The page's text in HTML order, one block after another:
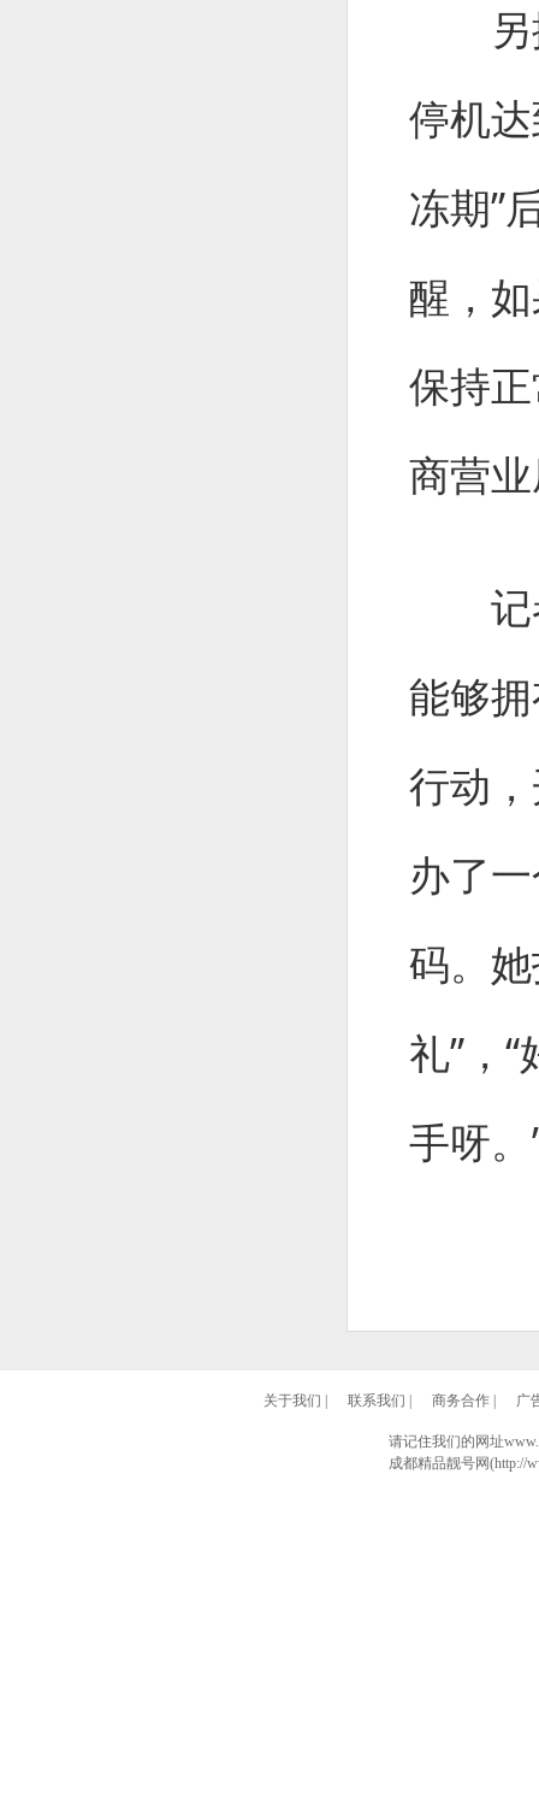
另据
停机
冻期”
醒，
保持
商营
记者
能够
行动
办了
码。
礼”，
手呀
关于我们 联系我们 商务合作| 广
请记住我们的网址
成都精品靓号网(http://